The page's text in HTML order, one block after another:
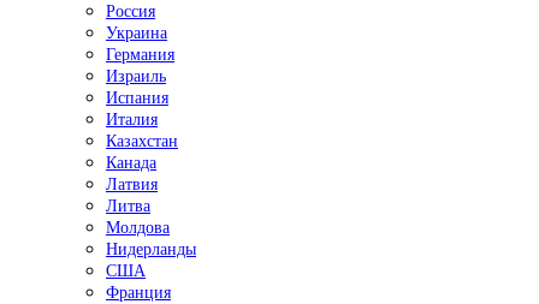
Россия
Украина
Германия
Израиль
Испания
Италия
Казахстан
Канада
Латвия
Литва
Молдова
Нидерланды
США
Франция